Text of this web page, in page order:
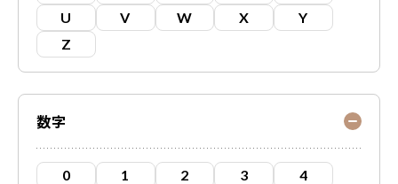
U
V W X
Y
Z
数字
0 1 2 3
4